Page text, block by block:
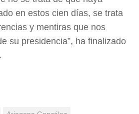
en estos cien días, se trata
y mentiras que nos
su presidencia”, ha finalizado